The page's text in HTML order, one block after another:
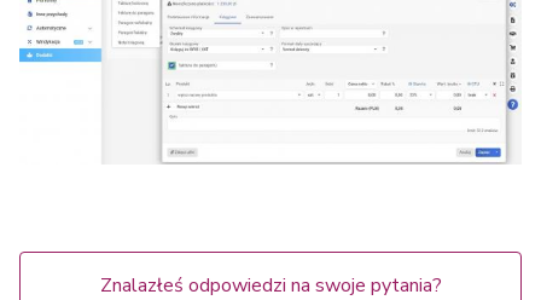
Znalazłeś odpowiedzi na swoje pytania?